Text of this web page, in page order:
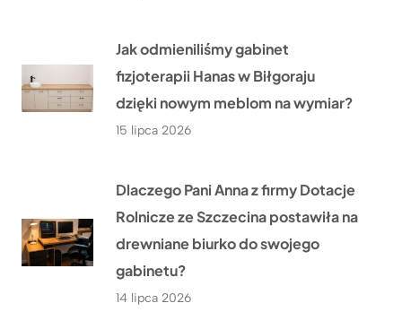
Jak odmieniliśmy gabinet
fizjoterapii Hanas w Biłgoraju
dzięki nowym meblom na wymiar?
15 lipca 2026
Dlaczego Pani Anna z firmy Dotacje
Rolnicze ze Szczecina postawiła na
drewniane biurko do swojego
gabinetu?
14 lipca 2026